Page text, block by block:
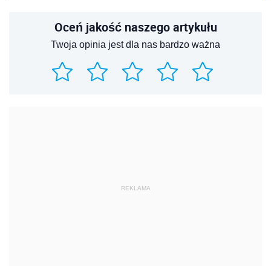
Oceń jakość naszego artykułu
Twoja opinia jest dla nas bardzo ważna
REKLAMA